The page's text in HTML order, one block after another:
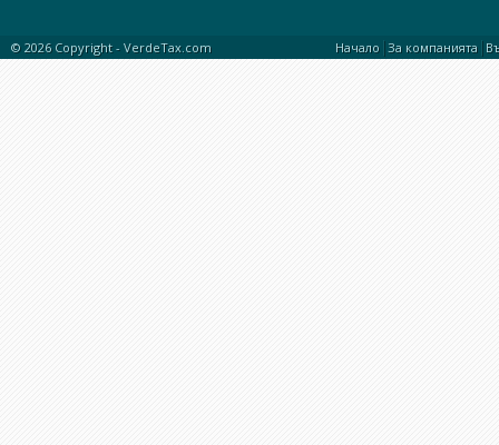
© 2026 Copyright - VerdeTax.com Начало |За компанията |